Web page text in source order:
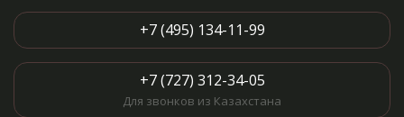
+7 (495) 134-11-99
+7 (727) 312-34-05
Для звонков из Казахстана